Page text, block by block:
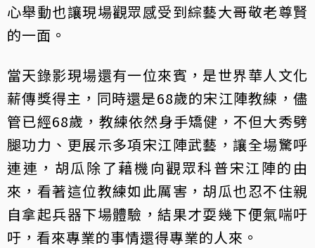
心舉動也讓現場觀眾感受到綜藝大哥敬老尊賢
的一面。
當天錄影現場還有一位來賓，是世界華人文化
薪傳獎得主，同時還是68歲的宋江陣教練，儘
管已經68歲，教練依然身手矯健，不但大秀劈
腿功力、更展示多項宋江陣武藝，讓全場驚呼
連連，胡瓜除了藉機向觀眾科普宋江陣的由
來，看著這位教練如此厲害，胡瓜也忍不住親
自拿起兵器下場體驗，結果才耍幾下便氣喘吁
吁，看來專業的事情還得專業的人來。